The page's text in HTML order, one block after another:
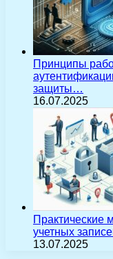
Принципы
защиты…
16.07.2025
Практические
учетных
13.07.2025